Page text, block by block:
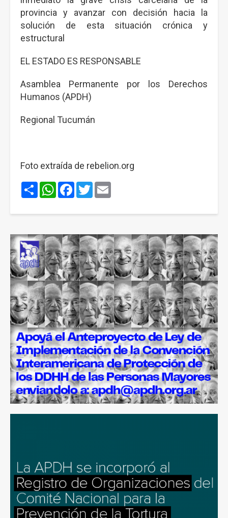
provincia y avanzar con decisión hacia la
solución de esta situación crónica y
estructural
EL ESTADO ES RESPONSABLE
Asamblea Permanente por los Derechos
Humanos (APDH)
Regional Tucumán
Foto extraída de rebelion.org
ShareWhatsApp
Facebook
Twitter